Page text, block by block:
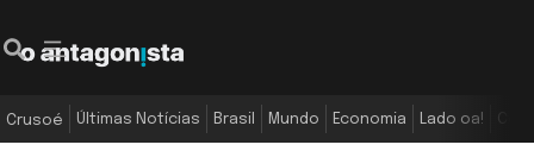
Crusoé Últimas Notícias Brasil Mundo Economia Lado oa!